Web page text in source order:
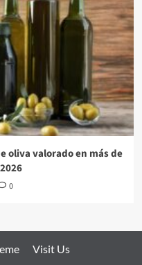
oliva valorado en más de
0
Visit Us